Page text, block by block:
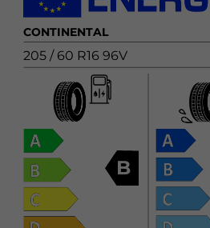
CONTINENTAL
205 / 60 R16 96V
B